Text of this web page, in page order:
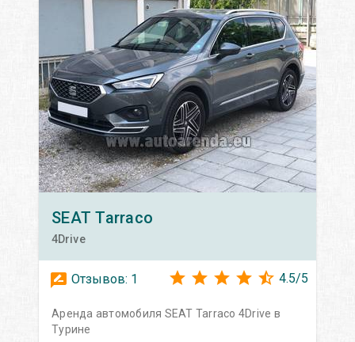
SEAT Tarraco
4Drive
Отзывов: 1 4.5/5
Аренда автомобиля SEAT Tarraco 4Drive в
Турине